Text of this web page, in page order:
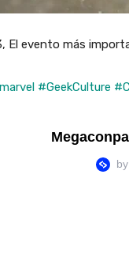
El evento más
#GeekCulture